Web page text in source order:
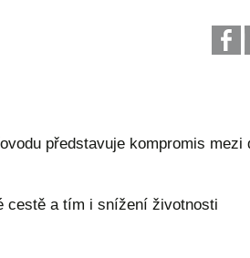
představuje kompromis mezi
cestě a tím i snížení životnosti